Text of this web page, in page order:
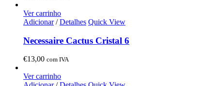
Ver carrinho
Adicionar/ Detalhes Quick View
Necessaire Cactus Cristal 6
€13,00 com IVA
Ver carrinho